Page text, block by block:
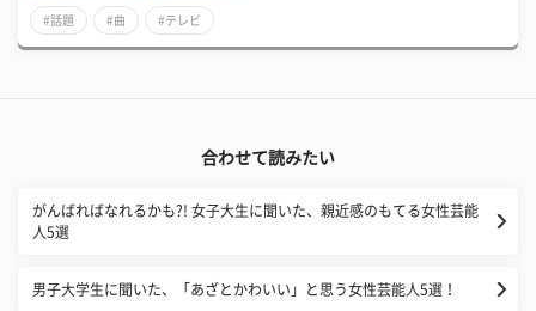
#話題 #曲 #テレビ
合わせて読みたい
がんばればなれるかも?! 女子大生に聞いた、親近感のもてる女性芸能
人5選
男子大学生に聞いた、「あざとかわいい」と思う女性芸能人5選！